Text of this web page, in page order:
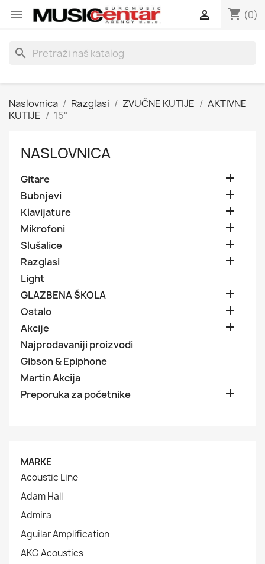
 shopping_cart (0)

search
Naslovnica Razglasi ZVUČNE KUTIJE
AKTIVNE
KUTIJE
15"
NASLOVNICA
Gitare 
Bubnjevi 
Klavijature 
Mikrofoni 
Slušalice 
Razglasi 
Light
GLAZBENA ŠKOLA

Ostalo 
Akcije 
Najprodavaniji proizvodi
Gibson & Epiphone
Martin Akcija
Preporuka za početnike

MARKE
Acoustic Line
Adam Hall
Admira
Aguilar Amplification
AKG Acoustics